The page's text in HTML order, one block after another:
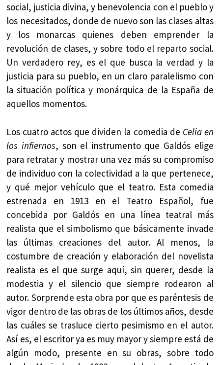
social, justicia divina, y benevolencia con el pueblo y
los necesitados, donde de nuevo son las clases altas
y los monarcas quienes deben emprender la
revolución de clases, y sobre todo el reparto social.
Un verdadero rey, es el que busca la verdad y la
justicia para su pueblo, en un claro paralelismo con
la situación política y monárquica de la España de
aquellos momentos.
Los cuatro actos que dividen la comedia de Celia en
los infiernos, son el instrumento que Galdós elige
para retratar y mostrar una vez más su compromiso
de individuo con la colectividad a la que pertenece,
y qué mejor vehículo que el teatro. Esta comedia
estrenada en 1913 en el Teatro Español, fue
concebida por Galdós en una línea teatral más
realista que el simbolismo que básicamente invade
las últimas creaciones del autor. Al menos, la
costumbre de creación y elaboración del novelista
realista es el que surge aquí, sin querer, desde la
modestia y el silencio que siempre rodearon al
autor. Sorprende esta obra por que es paréntesis de
vigor dentro de las obras de los últimos años, desde
las cuáles se trasluce cierto pesimismo en el autor.
Así es, el escritor ya es muy mayor y siempre está de
algún modo, presente en su obras, sobre todo